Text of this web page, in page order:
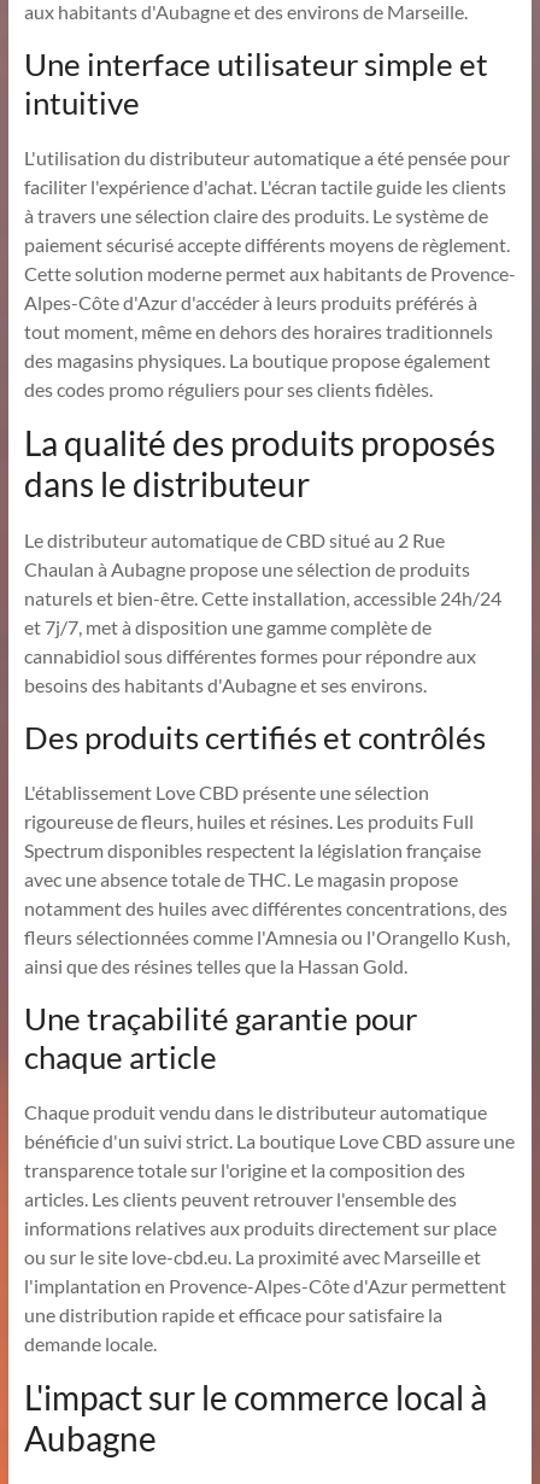
aux habitants d'Aubagne et des environs de Marseille.
Une interface utilisateur simple et
intuitive
L'utilisation du distributeur automatique a été pensée pour
faciliter l'expérience d'achat. L'écran tactile guide les clients
à travers une sélection claire des produits. Le système de
paiement sécurisé accepte différents moyens de règlement.
Cette solution moderne permet aux habitants de Provence-
Alpes-Côte d'Azur d'accéder à leurs produits préférés à
tout moment, même en dehors des horaires traditionnels
des magasins physiques. La boutique propose également
des codes promo réguliers pour ses clients fidèles.
La qualité des produits proposés
dans le distributeur
Le distributeur automatique de CBD situé au 2 Rue
Chaulan à Aubagne propose une sélection de produits
naturels et bien-être. Cette installation, accessible 24h/24
et 7j/7, met à disposition une gamme complète de
cannabidiol sous différentes formes pour répondre aux
besoins des habitants d'Aubagne et ses environs.
Des produits certifiés et contrôlés
L'établissement Love CBD présente une sélection
rigoureuse de fleurs, huiles et résines. Les produits Full
Spectrum disponibles respectent la législation française
avec une absence totale de THC. Le magasin propose
notamment des huiles avec différentes concentrations, des
fleurs sélectionnées comme l'Amnesia ou l'Orangello Kush,
ainsi que des résines telles que la Hassan Gold.
Une traçabilité garantie pour
chaque article
Chaque produit vendu dans le distributeur automatique
bénéficie d'un suivi strict. La boutique Love CBD assure une
transparence totale sur l'origine et la composition des
articles. Les clients peuvent retrouver l'ensemble des
informations relatives aux produits directement sur place
ou sur le site love-cbd.eu. La proximité avec Marseille et
l'implantation en Provence-Alpes-Côte d'Azur permettent
une distribution rapide et efficace pour satisfaire la
demande locale.
L'impact sur le commerce local à
Aubagne